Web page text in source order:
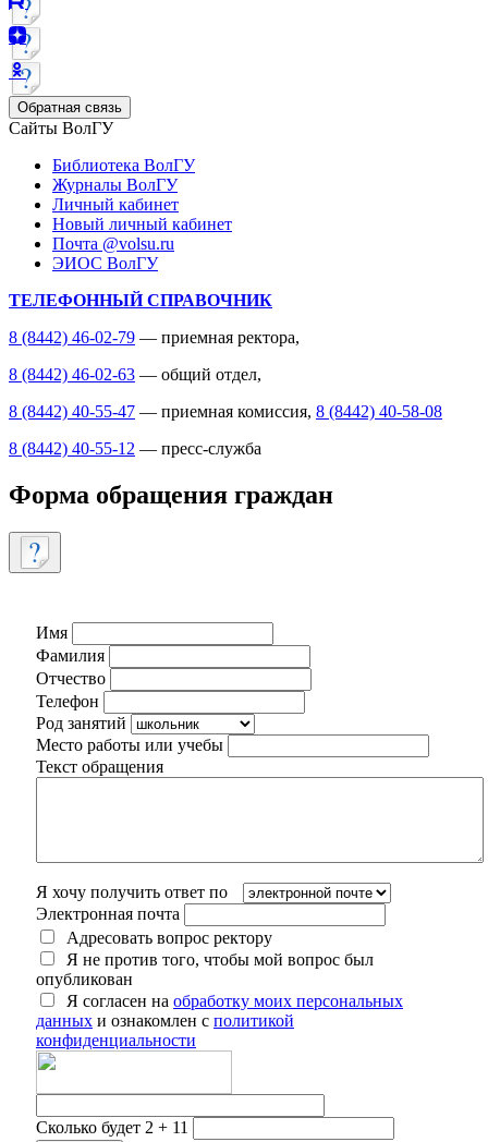
Обратная связь
Сайты ВолГУ
Библиотека ВолГУ
Журналы ВолГУ
Личный кабинет
Новый личный кабинет
Почта @volsu.ru
ЭИОС ВолГУ
ТЕЛЕФОННЫЙ СПРАВОЧНИК
8 (8442) 46-02-79 — приемная ректора,
8 (8442) 46-02-63 — общий отдел,
8 (8442) 40-55-47 — приемная комиссия, 8 (8442) 40-58-08
8 (8442) 40-55-12 — пресс-служба
Форма обращения граждан
Имя
Фамилия
Отчество
Телефон
Род занятий
Место работы или учебы
Текст обращения
Я хочу получить ответ по
Электронная почта
Адресовать вопрос ректору
Я не против того, чтобы мой вопрос был
опубликован
Я согласен на обработку моих персональных
данных и ознакомлен с политикой
конфиденциальности
Сколько будет 2 + 11